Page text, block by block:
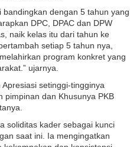
dengan 5 tahun yang
DPC, DPAC dan DPW
naik kelas itu dari tahun ke
setiap 5 tahun nya,
program konkret yang
ujarnya.
setinggi-tingginya
pimpinan dan Khusunya PKB
soliditas kader sebagai kunci
saat ini. Ia mengingatkan